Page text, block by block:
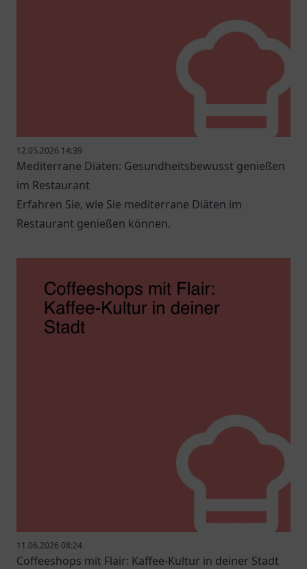
12.05.2026 14:39
Mediterrane Diäten: Gesundheitsbewusst genießen
im Restaurant
Erfahren Sie, wie Sie mediterrane Diäten im
Restaurant genießen können.
11.06.2026 08:24
Coffeeshops mit Flair: Kaffee-Kultur in deiner Stadt